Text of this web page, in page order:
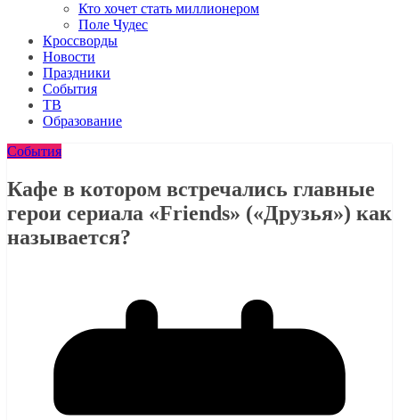
Кто хочет стать миллионером
Поле Чудес
Кроссворды
Новости
Праздники
События
ТВ
Образование
События
Кафе в котором встречались главные
герои сериала «Friends» («Друзья») как
называется?